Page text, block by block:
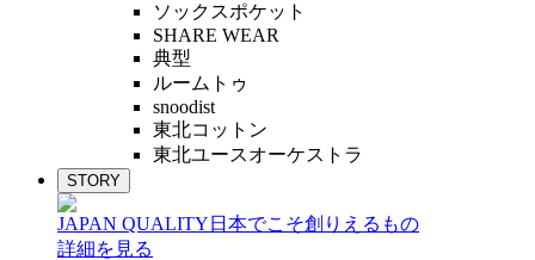
ソックスポケット
SHARE WEAR
典型
ルームトゥ
snoodist
東北コットン
東北ユースオーケストラ
STORY
JAPAN QUALITY 日本でこそ創りえるもの
詳細を見る